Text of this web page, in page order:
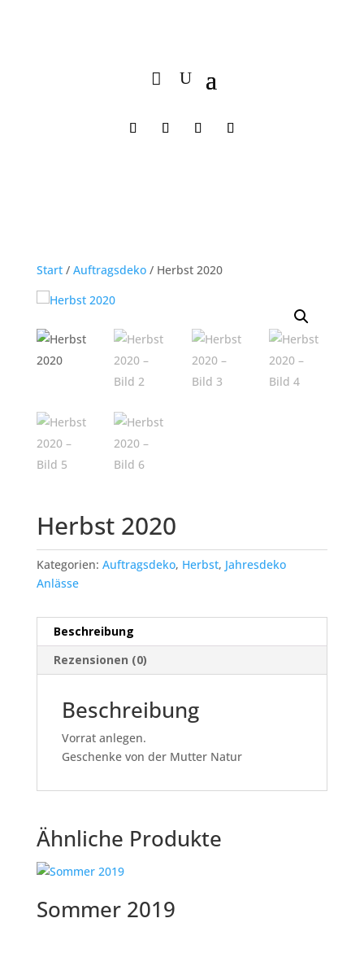
Start/ Auftragsdeko/ Herbst 2020
Herbst 2020
Kategorien: Auftragsdeko, Herbst, Jahresdeko
Anlässe
Beschreibung
Rezensionen (0)
Beschreibung
Vorrat anlegen.
Geschenke von der Mutter Natur
Ähnliche Produkte
Sommer 2019